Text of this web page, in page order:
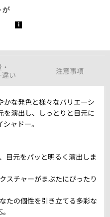
違い
注意事項
かな発色と様々なバリエーシ
を演出し、しっとりと目元に
ャドー。
目元をパッと明るく演出しま
スチャーがまぶたにぴったり
たの個性を引き立てる多彩な